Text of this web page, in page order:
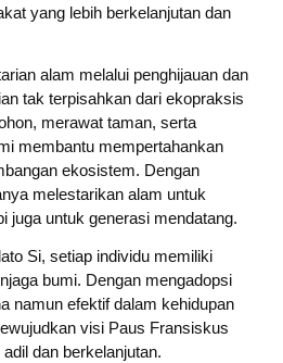
yang lebih berkelanjutan dan
alam melalui penghijauan dan
tak terpisahkan dari ekopraksis
merawat taman, serta
membantu mempertahankan
ekosistem. Dengan
melestarikan alam untuk
juga untuk generasi mendatang.
Si, setiap individu memiliki
bumi. Dengan mengadopsi
namun efektif dalam kehidupan
visi Paus Fransiskus
dan berkelanjutan.